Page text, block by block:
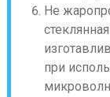
Не
при